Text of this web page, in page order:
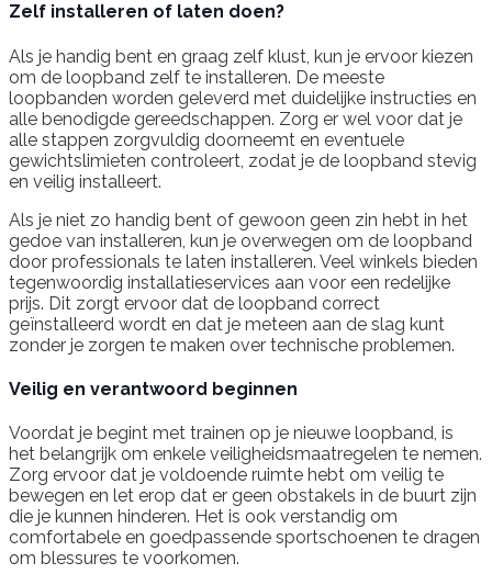
Zelf installeren of laten doen?
Als je handig bent en graag zelf klust, kun je ervoor kiezen
om de loopband zelf te installeren. De meeste
loopbanden worden geleverd met duidelijke instructies en
alle benodigde gereedschappen. Zorg er wel voor dat je
alle stappen zorgvuldig doorneemt en eventuele
gewichtslimieten controleert, zodat je de loopband stevig
en veilig installeert.
Als je niet zo handig bent of gewoon geen zin hebt in het
gedoe van installeren, kun je overwegen om de loopband
door professionals te laten installeren. Veel winkels bieden
tegenwoordig installatieservices aan voor een redelijke
prijs. Dit zorgt ervoor dat de loopband correct
geïnstalleerd wordt en dat je meteen aan de slag kunt
zonder je zorgen te maken over technische problemen.
Veilig en verantwoord beginnen
Voordat je begint met trainen op je nieuwe loopband, is
het belangrijk om enkele veiligheidsmaatregelen te nemen.
Zorg ervoor dat je voldoende ruimte hebt om veilig te
bewegen en let erop dat er geen obstakels in de buurt zijn
die je kunnen hinderen. Het is ook verstandig om
comfortabele en goedpassende sportschoenen te dragen
om blessures te voorkomen.